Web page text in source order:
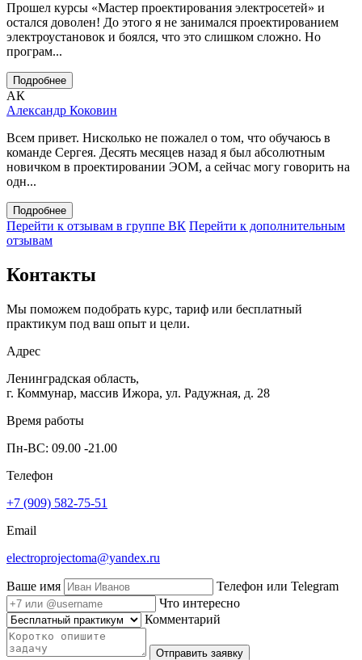
Прошел курсы «Мастер проектирования электросетей» и
остался доволен! До этого я не занимался проектированием
электроустановок и боялся, что это слишком сложно. Но
програм...
Подробнее
АК
Александр Коковин
Всем привет. Нисколько не пожалел о том, что обучаюсь в
команде Сергея. Десять месяцев назад я был абсолютным
новичком в проектировании ЭОМ, а сейчас могу говорить на
одн...
Подробнее
Перейти к отзывам в группе ВК Перейти к дополнительным
отзывам
Контакты
Мы поможем подобрать курс, тариф или бесплатный
практикум под ваш опыт и цели.
Адрес
Ленинградская область,
г. Коммунар, массив Ижора, ул. Радужная, д. 28
Время работы
Пн-ВС: 09.00 -21.00
Телефон
+7 (909) 582-75-51
Email
electroprojectoma@yandex.ru
Ваше имя
Телефон или Telegram
Что интересно
Комментарий
Отправить заявку